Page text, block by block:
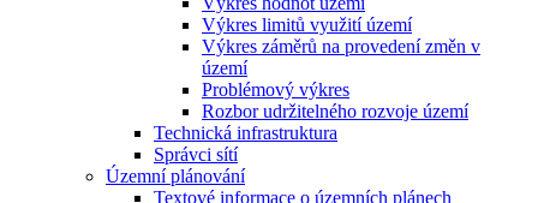
Výkres limitů využití území
Výkres záměrů na provedení změn v
území
Problémový výkres
Rozbor udržitelného rozvoje území
Technická infrastruktura
Správci sítí
Územní plánování
Textové informace o územních plánech